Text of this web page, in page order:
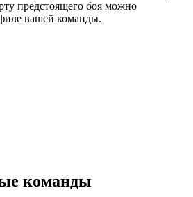
предстоящего боя можно
вашей команды.
команды